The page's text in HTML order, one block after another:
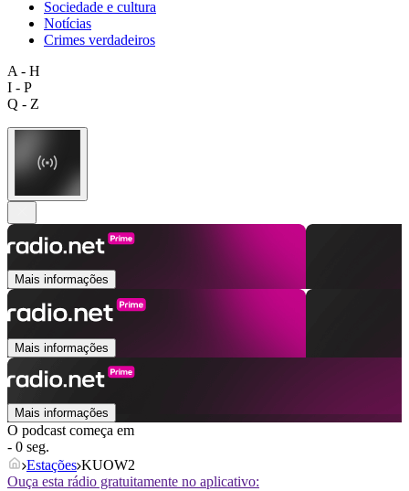
Sociedade e cultura
Notícias
Crimes verdadeiros
A - H
I - P
Q - Z
Mais informações
Mais informações
Mais informações
O podcast começa em
- 0 seg.
Estações KUOW2
Ouça esta rádio gratuitamente no aplicativo: